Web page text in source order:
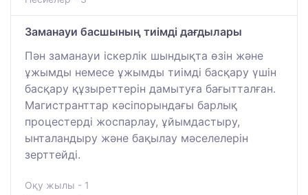
Заманауи басшының тиімді дағдылары
Пән заманауи іскерлік шындықта өзін және
ұжымды немесе ұжымды тиімді басқару үшін
басқару құзыреттерін дамытуға бағытталған.
Магистранттар кәсіпорындағы барлық
процестерді жоспарлау, ұйымдастыру,
ынталандыру және бақылау мәселелерін
зерттейді.
Оқу жылы - 1